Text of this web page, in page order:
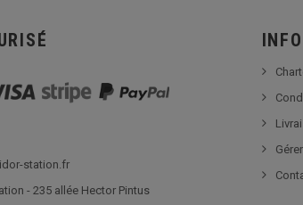
station.fr
- 235 allée Hector Pintus